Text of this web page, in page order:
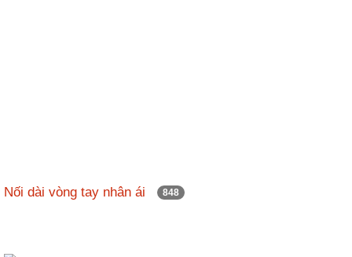
Nối dài vòng tay nhân ái 848